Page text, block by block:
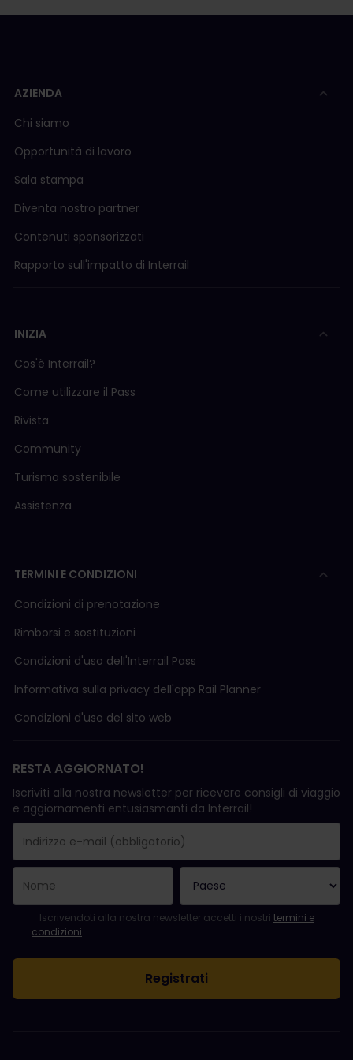
AZIENDA
Chi siamo
Opportunità di lavoro
Sala stampa
Diventa nostro partner
Contenuti sponsorizzati
Rapporto sull'impatto di Interrail
INIZIA
Cos'è Interrail?
Come utilizzare il Pass
Rivista
Community
Turismo sostenibile
Assistenza
TERMINI E CONDIZIONI
Condizioni di prenotazione
Rimborsi e sostituzioni
Condizioni d'uso delI'Interrail Pass
Informativa sulla privacy dell'app Rail Planner
Condizioni d'uso del sito web
RESTA AGGIORNATO!
Iscriviti alla nostra newsletter per ricevere consigli di viaggio
e aggiornamenti entusiasmanti da Interrail!
La registrazione è avvenuta con successo.
Il campo "Indirizzo e-mail" è obbligatorio.
L'indirizzo e-mail non è valido.
Si è verificato un errore durante l'iscrizione alla newsletter.
Sei già iscritto a questa newsletter!
Per iscriversi alla newsletter, accettare i termini e le condizioni.
Iscrivendoti alla nostra newsletter accetti i nostri termini e
condizioni.